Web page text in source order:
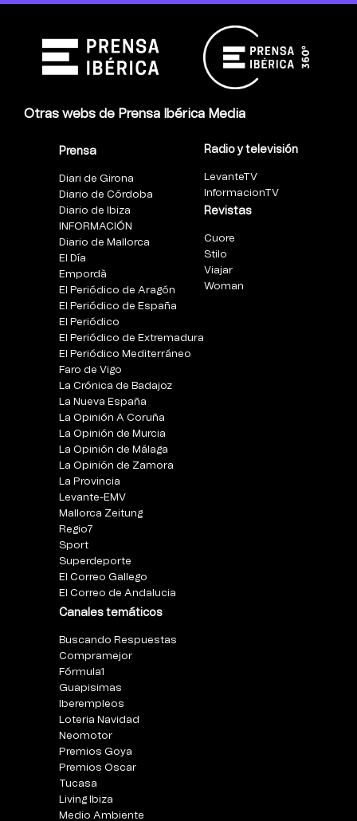
Otras webs de Prensa Ibérica Media
Prensa
Diari de Girona
Diario de Córdoba
Diario de Ibiza
INFORMACIÓN
Diario de Mallorca
El Día
Empordà
El Periódico de Aragón
El Periódico de España
El Periódico
El Periódico de Extremadura
El Periódico Mediterráneo
Faro de Vigo
La Crónica de Badajoz
La Nueva España
La Opinión A Coruña
La Opinión de Murcia
La Opinión de Málaga
La Opinión de Zamora
La Provincia
Levante-EMV
Mallorca Zeitung
Regio7
Sport
Superdeporte
El Correo Gallego
El Correo de Andalucia
Canales temáticos
Buscando Respuestas
Compramejor
Fórmula1
Guapisimas
Iberempleos
Loteria Navidad
Neomotor
Premios Goya
Premios Oscar
Tucasa
Living Ibiza
Medio Ambiente
Radio y televisión
LevanteTV
InformacionTV
Revistas
Cuore
Stilo
Viajar
Woman